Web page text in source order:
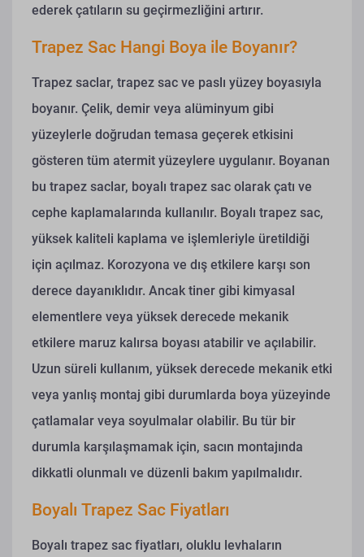
ederek çatıların su geçirmezliğini artırır.
Trapez Sac Hangi Boya ile Boyanır?
Trapez saclar, trapez sac ve paslı yüzey boyasıyla
boyanır. Çelik, demir veya alüminyum gibi
yüzeylerle doğrudan temasa geçerek etkisini
gösteren tüm atermit yüzeylere uygulanır. Boyanan
bu trapez saclar, boyalı trapez sac olarak çatı ve
cephe kaplamalarında kullanılır. Boyalı trapez sac,
yüksek kaliteli kaplama ve işlemleriyle üretildiği
için açılmaz. Korozyona ve dış etkilere karşı son
derece dayanıklıdır. Ancak tiner gibi kimyasal
elementlere veya yüksek derecede mekanik
etkilere maruz kalırsa boyası atabilir ve açılabilir.
Uzun süreli kullanım, yüksek derecede mekanik etki
veya yanlış montaj gibi durumlarda boya yüzeyinde
çatlamalar veya soyulmalar olabilir. Bu tür bir
durumla karşılaşmamak için, sacın montajında
dikkatli olunmalı ve düzenli bakım yapılmalıdır.
Boyalı Trapez Sac Fiyatları
Boyalı trapez sac fiyatları, oluklu levhaların